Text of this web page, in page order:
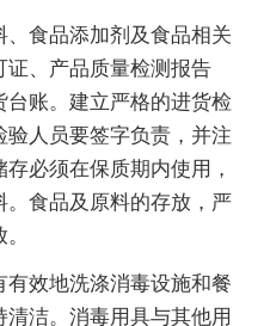
食品添加剂及食品相关
证、产品质量检测报告
账。建立严格的进货检
人员要签字负责，并注
必须在保质期内使用，
食品及原料的存放，严
效地洗涤消毒设施和餐
洁。消毒用具与其他用